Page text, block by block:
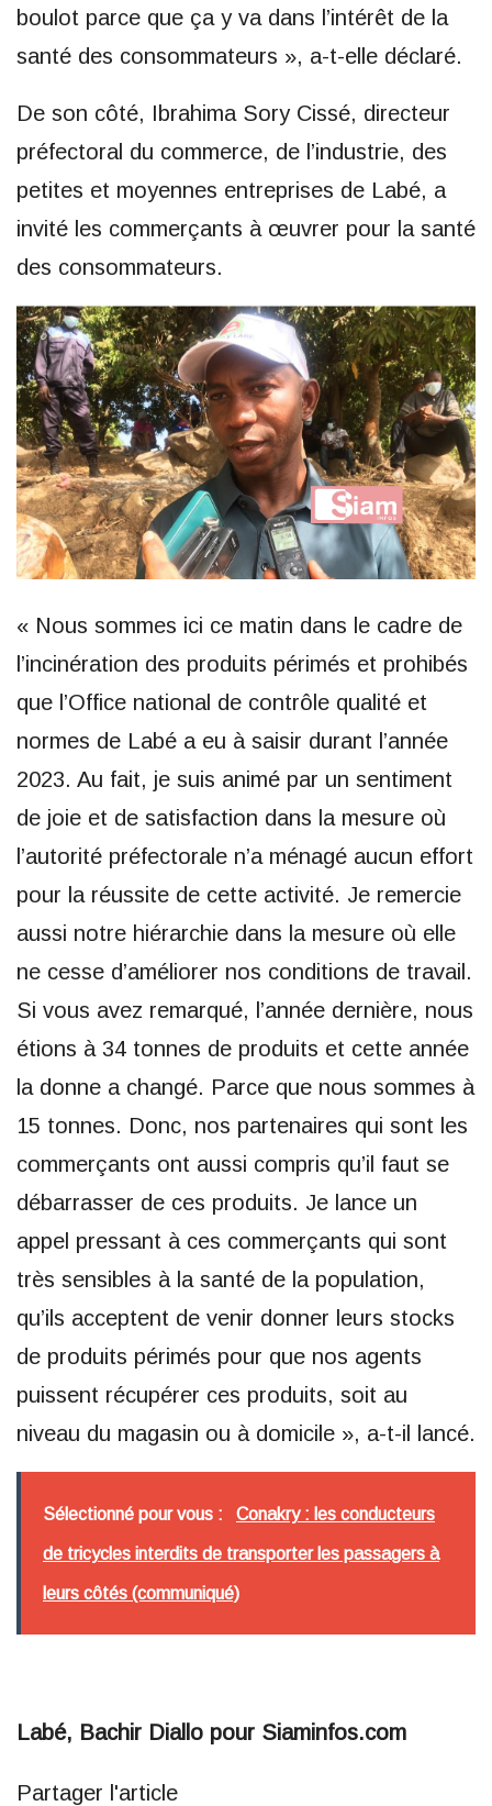
boulot parce que ça y va dans l’intérêt de la
santé des consommateurs », a-t-elle déclaré.
De son côté, Ibrahima Sory Cissé, directeur
préfectoral du commerce, de l’industrie, des
petites et moyennes entreprises de Labé, a
invité les commerçants à œuvrer pour la santé
des consommateurs.
« Nous sommes ici ce matin dans le cadre de
l’incinération des produits périmés et prohibés
que l’Office national de contrôle qualité et
normes de Labé a eu à saisir durant l’année
2023. Au fait, je suis animé par un sentiment
de joie et de satisfaction dans la mesure où
l’autorité préfectorale n’a ménagé aucun effort
pour la réussite de cette activité. Je remercie
aussi notre hiérarchie dans la mesure où elle
ne cesse d’améliorer nos conditions de travail.
Si vous avez remarqué, l’année dernière, nous
étions à 34 tonnes de produits et cette année
la donne a changé. Parce que nous sommes à
15 tonnes. Donc, nos partenaires qui sont les
commerçants ont aussi compris qu’il faut se
débarrasser de ces produits. Je lance un
appel pressant à ces commerçants qui sont
très sensibles à la santé de la population,
qu’ils acceptent de venir donner leurs stocks
de produits périmés pour que nos agents
puissent récupérer ces produits, soit au
niveau du magasin ou à domicile », a-t-il lancé.
Sélectionné pour vous : Conakry : les conducteurs
de tricycles interdits de transporter les passagers à
leurs côtés (communiqué)
Labé, Bachir Diallo pour Siaminfos.com
Partager l'article